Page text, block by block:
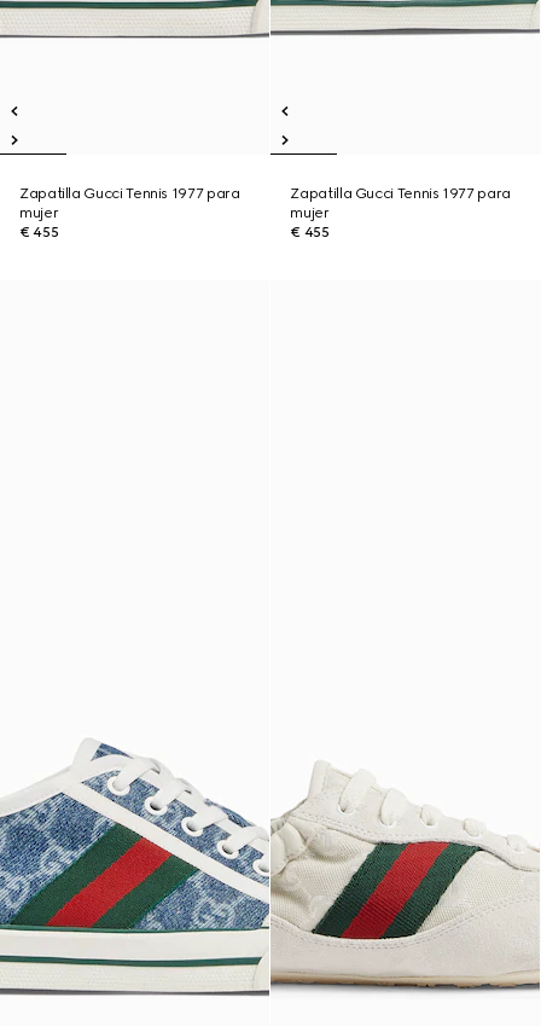
Zapatilla Gucci Tennis 1977 para
mujer
€ 455
Zapatilla Gucci Tennis 1977 para
mujer
€ 455